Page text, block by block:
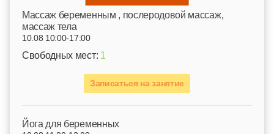
Mассаж беременным , послеродовой массаж,
массаж тела
10.08 10:00-17:00
Свободных мест: 1
Записаться на занятие
Йога для беременных